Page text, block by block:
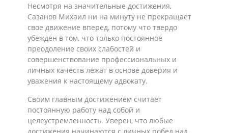
Несмотря на значительные достижения,
Сазанов Михаил ни на минуту не прекращает
свое движение вперед, потому что твердо
убежден в том, что только постоянное
преодоление своих слабостей и
совершенствование профессиональных и
личных качеств лежат в основе доверия и
уважения к настоящему адвокату.
Своим главным достижением считает
постоянную работу над собой и
целеустремленность. Уверен, что любые
достижения начинаются с личных побед над